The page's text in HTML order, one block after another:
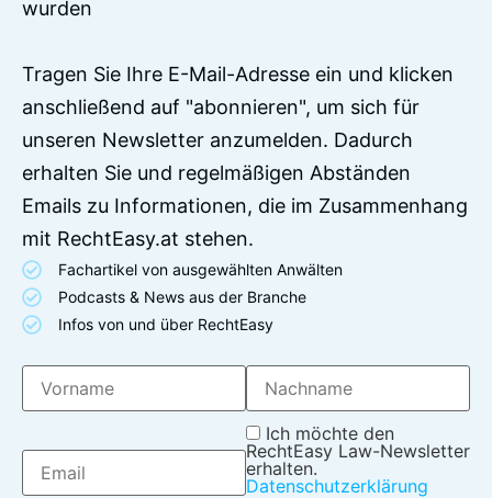
wurden
Tragen Sie Ihre E-Mail-Adresse ein und klicken
anschließend auf "abonnieren", um sich für
unseren Newsletter anzumelden. Dadurch
erhalten Sie und regelmäßigen Abständen
Emails zu Informationen, die im Zusammenhang
mit RechtEasy.at stehen.
Fachartikel von ausgewählten Anwälten
Podcasts & News aus der Branche
Infos von und über RechtEasy
Ich möchte den
RechtEasy Law-Newsletter
erhalten.
Datenschutzerklärung